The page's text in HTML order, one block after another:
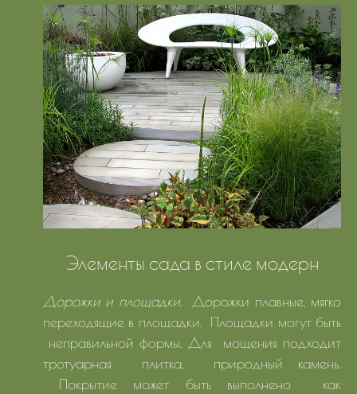
Элементы сада в стиле модерн
Дорожки и площадки.
Дорожки плавные, мягко
переходящие в площадки. Площадки могут быть
неправильной формы. Для мощения подходит
тротуарная плитка, природный камень.
Покрытие может быть выполнено как